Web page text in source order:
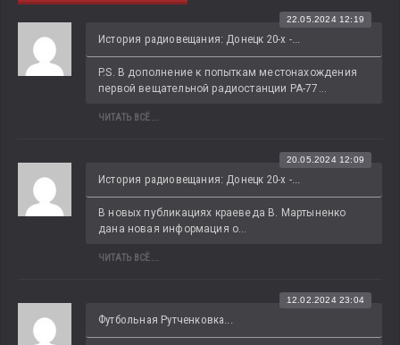
История радиовещания: Донецк 20-х -...
22.05.2024 12:19
P.S. В дополнение к попыткам местонахождения
первой вещательной радиостанции РА-77...
ЧИТАТЬ ВСЁ...
История радиовещания: Донецк 20-х -...
20.05.2024 12:09
В новых публикациях краеведа В. Мартыненко
дана новая информация о...
ЧИТАТЬ ВСЁ...
Футбольная Рутченковка...
12.02.2024 23:04